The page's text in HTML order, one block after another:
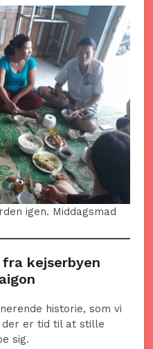
igen. Middagsmad
kejserbyen
historie, som vi
er tid til at stille
sig.